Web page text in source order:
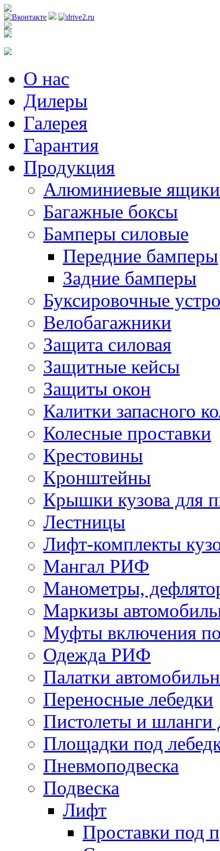
О нас
Дилеры
Галерея
Гарантия
Продукция
Алюминиевые ящики
Багажные боксы
Бамперы силовые
Передние бамперы
Задние бамперы
Буксировочные
Велобагажники
Защита силовая
Защитные кейсы
Защиты окон
Калитки запасного
Колесные проставки
Крестовины
Кронштейны
Крышки кузова для
Лестницы
Лифт-комплекты
Мангал РИФ
Манометры,
Маркизы
Муфты включения
Одежда РИФ
Палатки
Переносные лебедки
Пистолеты и шланги
Площадки под
Пневмоподвеска
Подвеска
Лифт
Проставки под